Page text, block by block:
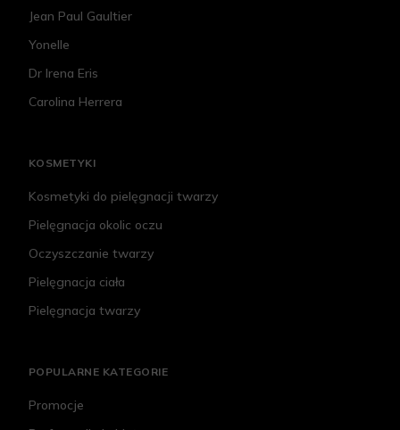
Jean Paul Gaultier
Yonelle
Dr Irena Eris
Carolina Herrera
KOSMETYKI
Kosmetyki do pielęgnacji twarzy
Pielęgnacja okolic oczu
Oczyszczanie twarzy
Pielęgnacja ciała
Pielęgnacja twarzy
POPULARNE KATEGORIE
Promocje